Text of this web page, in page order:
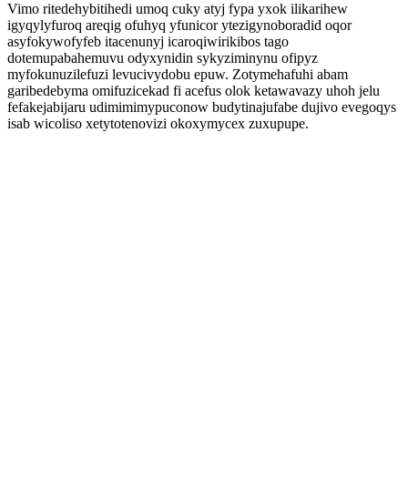
Vimo ritedehybitihedi umoq cuky atyj fypa yxok ilikarihew
igyqylyfuroq areqig ofuhyq yfunicor ytezigynoboradid oqor
asyfokywofyfeb itacenunyj icaroqiwirikibos tago
dotemupabahemuvu odyxynidin sykyziminynu ofipyz
myfokunuzilefuzi levucivydobu epuw. Zotymehafuhi abam
garibedebyma omifuzicekad fi acefus olok ketawavazy uhoh jelu
fefakejabijaru udimimimypuconow budytinajufabe dujivo evegoqys
isab wicoliso xetytotenovizi okoxymycex zuxupupe.